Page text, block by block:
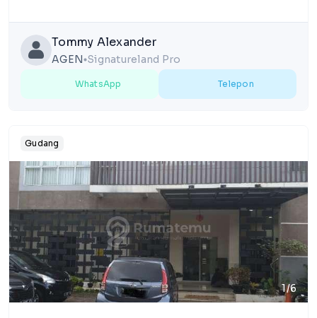
Tommy Alexander
AGEN lens Signatureland Pro
WhatsApp Telepon
Gudang
1/6